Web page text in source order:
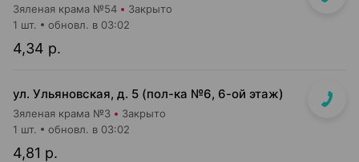
Зяленая крама №54 Закрыто
4,34 р.
1 шт. обновл. в 03:02
ул. Ульяновская, д. 5 (пол-ка №6, 6-ой этаж)
Зяленая крама №3 Закрыто
4,81 р.
1 шт. обновл. в 03:02